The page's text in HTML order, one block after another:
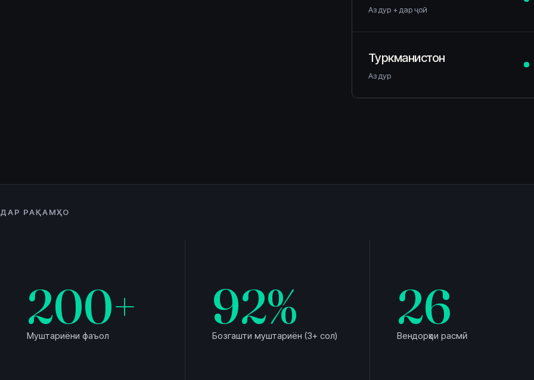
Аз дур + дар ҷой
Туркманистон
Аз дур
ДАР РАҚАМҲО
200+
Муштариёни фаъол 92%
Бозгашти муштариён (3+ сол) 26
Вендорҳои расмӣ